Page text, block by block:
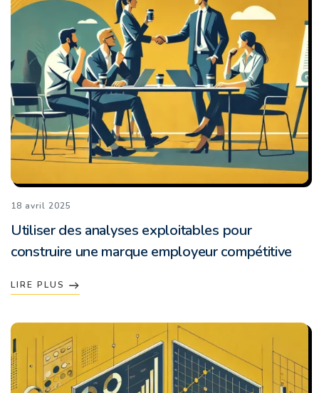
18 avril 2025
Utiliser des analyses exploitables pour
construire une marque employeur compétitive
LIRE PLUS